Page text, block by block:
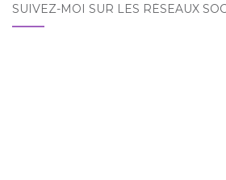
SUIVEZ-MOI SUR LES RÉSEAUX